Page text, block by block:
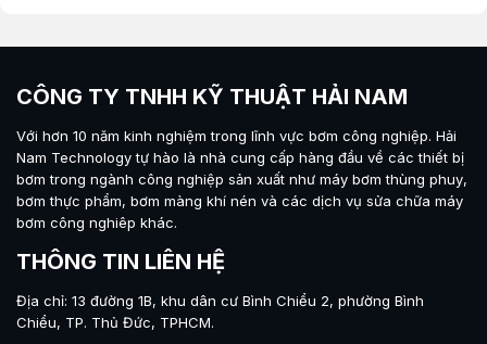
CÔNG TY TNHH KỸ THUẬT HẢI NAM
Với hơn 10 năm kinh nghiệm trong lĩnh vực bơm công nghiệp. Hải
Nam Technologytự hào là nhà cung cấp hàng đầu về các thiết bị
bơm trong ngành công nghiệp sản xuất như máy bơm thùng phuy,
bơm thực phẩm, bơm màng khí nén và các dịch vụ sửa chữa máy
bơm công nghiêp khác.
THÔNG TIN LIÊN HỆ
Địa chỉ: 13 đường 1B, khu dân cư Bình Chiểu 2, phường Bình
Chiểu, TP. Thủ Đức, TPHCM.